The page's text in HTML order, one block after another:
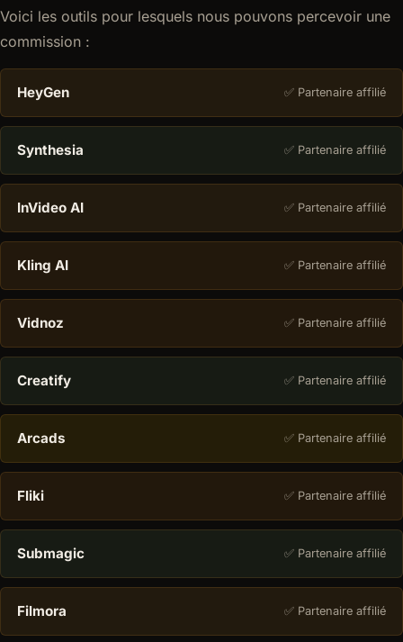
Voici les outils pour lesquels nous pouvons percevoir une
commission :
HeyGen ✅ Partenaire affilié
Synthesia ✅ Partenaire affilié
InVideo AI ✅ Partenaire affilié
Kling AI ✅ Partenaire affilié
Vidnoz ✅ Partenaire affilié
Creatify ✅ Partenaire affilié
Arcads ✅ Partenaire affilié
Fliki ✅ Partenaire affilié
Submagic ✅ Partenaire affilié
Filmora ✅ Partenaire affilié